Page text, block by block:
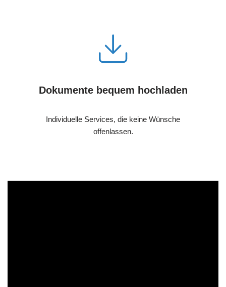
Dokumente bequem hochladen
Individuelle Services, die keine Wünsche
offenlassen.